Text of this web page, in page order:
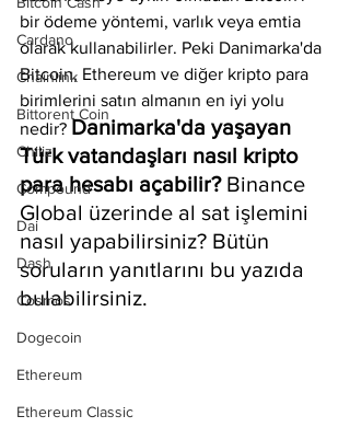
Cardano
Chainlink
Bittorent Coin
Chiliz
Compound
Dai
Dash
Cosmos
Dogecoin
Ethereum
Ethereum Classic
bir ödeme yöntemi, varlık veya emtia
olarak kullanabilirler. Peki Danimarka'da
Bitcoin, Ethereum ve diğer kripto para
birimlerini satın almanın en iyi yolu
nedir? Danimarka'da yaşayan
Türk vatandaşları nasıl kripto
para hesabı açabilir? Binance
Global üzerinde al sat işlemini
nasıl yapabilirsiniz? Bütün
soruların yanıtlarını bu yazıda
bulabilirsiniz.